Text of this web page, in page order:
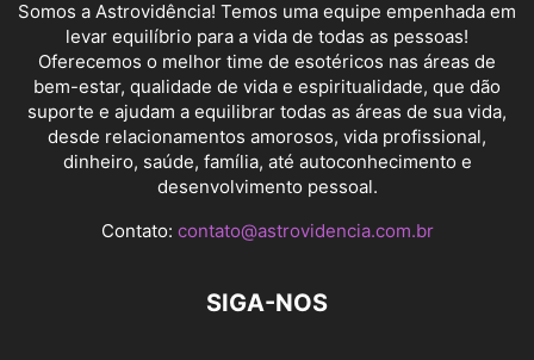
Somos a Astrovidência! Temos uma equipe empenhada em
levar equilíbrio para a vida de todas as pessoas!
Oferecemos o melhor time de esotéricos nas áreas de
bem-estar, qualidade de vida e espiritualidade, que dão
suporte e ajudam a equilibrar todas as áreas de sua vida,
desde relacionamentos amorosos, vida profissional,
dinheiro, saúde, família, até autoconhecimento e
desenvolvimento pessoal.
Contato: contato@astrovidencia.com.br
SIGA-NOS